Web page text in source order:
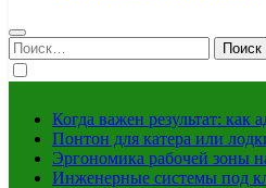
Найти:
Когда важен результат:
Понтон для катера или
Эргономика рабочей зоны
Инженерные системы под